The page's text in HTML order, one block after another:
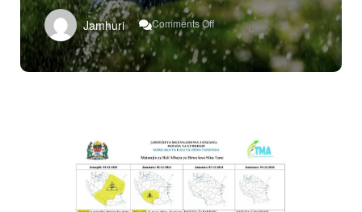
Jamhuri Comments Off
On
TMA
Yatabiri
Hali
Siku
Tano
Kwa
Mikoa
11